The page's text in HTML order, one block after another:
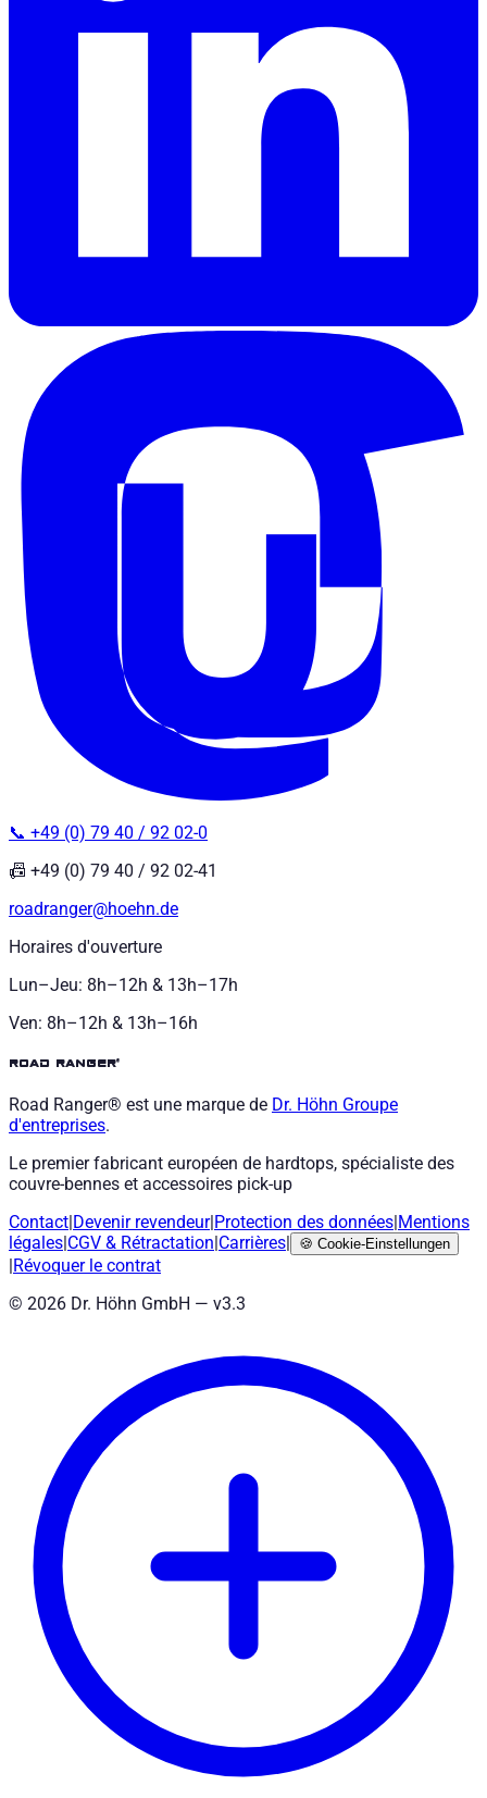
📞 +49 (0) 79 40 / 92 02-0
📠 +49 (0) 79 40 / 92 02-41
roadranger@hoehn.de
Horaires d'ouverture
Lun–Jeu: 8h–12h & 13h–17h
Ven: 8h–12h & 13h–16h
road ranger®
Road Ranger® est une marque de Dr. Höhn Groupe
d'entreprises.
Le premier fabricant européen de hardtops, spécialiste des
couvre-bennes et accessoires pick-up
Contact Devenir revendeur| Protection des données Mentions
légales CGV & Rétractation Carrières 🍪 Cookie-Einstellungen
Révoquer le contrat
© 2026 Dr. Höhn GmbH — v3.3